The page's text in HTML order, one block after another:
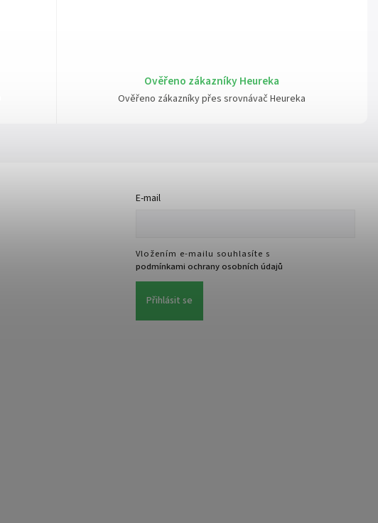
Ověřeno zákazníky Heureka
Ověřeno zákazníky přes srovnávač Heureka
E-mail
Vložením e-mailu souhlasíte s
podmínkami ochrany osobních údajů
Přihlásit se